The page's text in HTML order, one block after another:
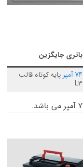
باتری جایگزین
74 آمپر پایه کوتاه قالب
L3